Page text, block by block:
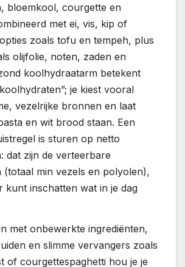
bloemkool, courgette en
met ei, vis, kip of
zoals tofu en tempeh, plus
olijfolie, noten, zaden en
koolhydraatarm betekent
je kiest vooral
vezelrijke bronnen en laat
en wit brood staan. Een
is sturen op netto
dat zijn de verteerbare
(totaal min vezels en polyolen),
kunt inschatten wat in je dag
met onbewerkte ingrediënten,
en slimme vervangers zoals
of courgettespaghetti hou je je